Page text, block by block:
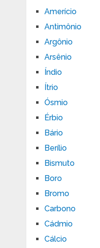
Amerício
Antimônio
Argônio
Arsênio
Índio
Ítrio
Ósmio
Érbio
Bário
Berílio
Bismuto
Boro
Bromo
Carbono
Cádmio
Cálcio